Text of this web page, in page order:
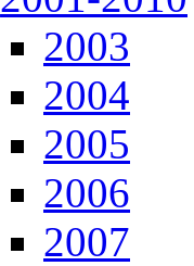
2003
2004
2005
2006
2007